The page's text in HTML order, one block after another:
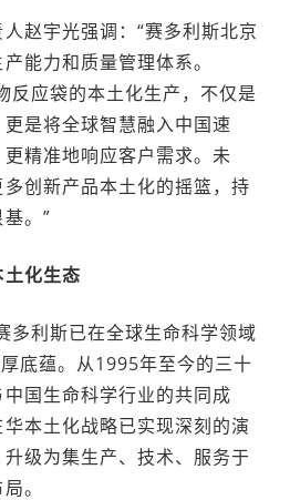
赵宇光强调：“赛多利斯北京
能力和质量管理体系。
反应袋的本土化生产，不仅是
是将全球智慧融入中国速
精准地响应客户需求。未
创新产品本土化的摇篮，持
。”
化生态
多利斯已在全球生命科学领域
底蕴。从1995年至今的三十
国生命科学行业的共同成
本土化战略已实现深刻的演
级为集生产、技术、服务于
。